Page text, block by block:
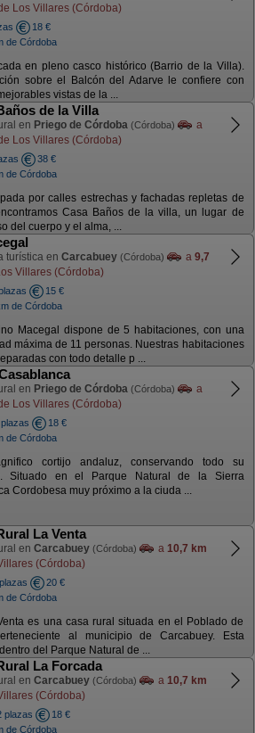
Los Villares (Córdoba)
18 €
de Córdoba
en pleno casco histórico (Barrio de la Villa).
sobre el Balcón del Adarve le confiere con
vistas de la ...
de la Villa
en Priego de Córdoba (Córdoba)
a
Los Villares (Córdoba)
38 €
de Córdoba
por calles estrechas y fachadas repletas de
Casa Baños de la villa, un lugar de
del cuerpo y el alma, ...
turística en Carcabuey (Córdoba) a 9,7
Villares (Córdoba)
15 €
de Córdoba
Macegal dispone de 5 habitaciones, con una
máxima de 11 personas. Nuestras habitaciones
con todo detalle p ...
en Priego de Córdoba (Córdoba)
a
Los Villares (Córdoba)
18 €
de Córdoba
cortijo andaluz, conservando todo su
Situado en el Parque Natural de la Sierra
Cordobesa muy próximo a la ciuda ...
La Venta
en Carcabuey (Córdoba) a 10,7 km
(Córdoba)
20 €
de Córdoba
es una casa rural situada en el Poblado de
al municipio de Carcabuey. Esta
del Parque Natural de ...
La Forcada
en Carcabuey (Córdoba) a 10,7 km
(Córdoba)
plazas
18 €
de Córdoba